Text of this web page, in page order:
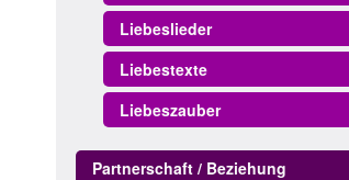
Liebeslieder
Liebestexte
Liebeszauber
Partnerschaft / Beziehung